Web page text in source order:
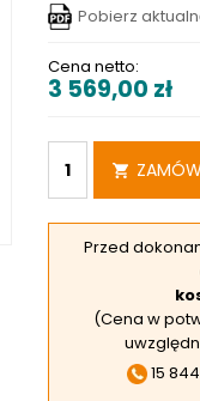
DO OBROTNIKÓW
Pobierz
Cena netto:
3 569,00 zł
Przed
(Cena w
15 844